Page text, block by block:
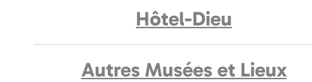
Hôtel-Dieu
Autres Musées et Lieux